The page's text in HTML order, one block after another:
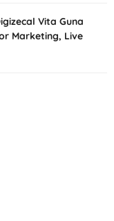
Vita Guna
Marketing, Live